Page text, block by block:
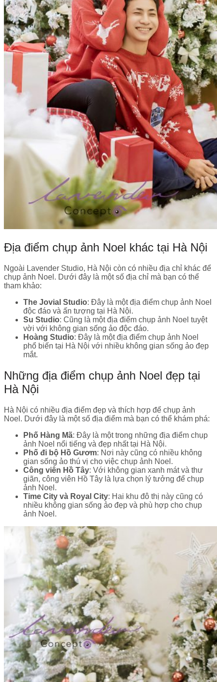
Địa điểm chụp ảnh Noel khác tại Hà Nội
Ngoài Lavender Studio, Hà Nội còn có nhiều địa chỉ khác để
chụp ảnh Noel. Dưới đây là một số địa chỉ mà bạn có thể
tham khảo:
The Jovial Studio: Đây là một địa điểm chụp ảnh Noel
độc đáo và ấn tượng tại Hà Nội.
Su Studio: Cũng là một địa điểm chụp ảnh Noel tuyệt
vời với không gian sống ảo độc đáo.
Hoàng Studio: Đây là một địa điểm chụp ảnh Noel
phổ biến tại Hà Nội với nhiều không gian sống ảo đẹp
mắt.
Những địa điểm chụp ảnh Noel đẹp tại
Hà Nội
Hà Nội có nhiều địa điểm đẹp và thích hợp để chụp ảnh
Noel. Dưới đây là một số địa điểm mà bạn có thể khám phá:
Phố Hàng Mã: Đây là một trong những địa điểm chụp
ảnh Noel nổi tiếng và đẹp nhất tại Hà Nội.
Phố đi bộ Hồ Gươm: Nơi này cũng có nhiều không
gian sống ảo thú vị cho việc chụp ảnh Noel.
Công viên Hồ Tây: Với không gian xanh mát và thư
giãn, công viên Hồ Tây là lựa chọn lý tưởng để chụp
ảnh Noel.
Time City và Royal City: Hai khu đô thị này cũng có
nhiều không gian sống ảo đẹp và phù hợp cho chụp
ảnh Noel.